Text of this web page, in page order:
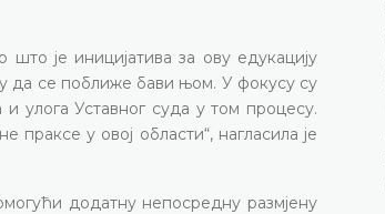
је иницијатива за ову едукацију
да се поближе бави њом. У фокусу су
улога Уставног суда у том процесу.
у овој области“, нагласила је
додатну непосредну размјену